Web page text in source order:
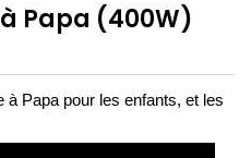
Papa (400W)
à Papa pour les enfants, et les